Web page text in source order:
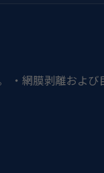
・網膜剥離およ